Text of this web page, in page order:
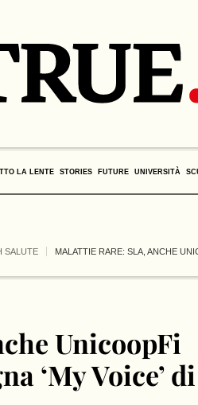
LA LENTE STORIES FUTURE UNIVERSITÀ
SALUTE MALATTIE RARE: SLA, ANCHE
UnicoopFi
‘My Voice’ di